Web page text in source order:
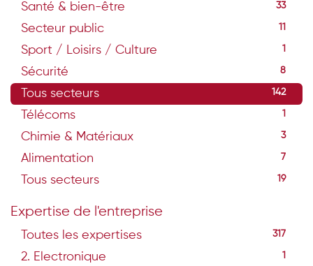
Santé & bien-être 33
Secteur public 11
Sport / Loisirs / Culture 1
Sécurité 8
Tous secteurs 142
Télécoms 1
Chimie & Matériaux 3
Alimentation 7
Tous secteurs 19
Expertise de l'entreprise
Toutes les expertises 317
2. Electronique 1